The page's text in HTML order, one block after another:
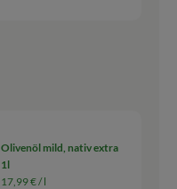
Olivenöl mild, nativ extra
1l
17,99 € /l